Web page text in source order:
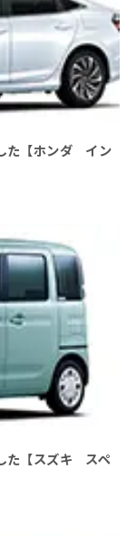
た【ホンダ イン
た【スズキ スペ